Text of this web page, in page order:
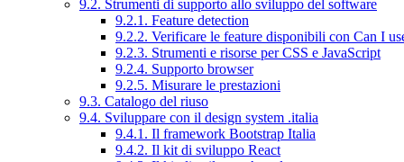
9.2. Strumenti di supporto allo sviluppo del software
9.2.1. Feature detection
9.2.2. Verificare le feature disponibili con Can I
9.2.3. Strumenti e risorse per CSS e JavaScript
9.2.4. Supporto browser
9.2.5. Misurare le prestazioni
9.3. Catalogo del riuso
9.4. Sviluppare con il design system .italia
9.4.1. Il framework Bootstrap Italia
9.4.2. Il kit di sviluppo React